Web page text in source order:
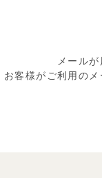
メール
お客様がご利用の